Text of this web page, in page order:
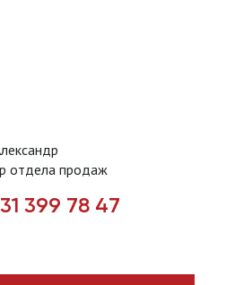
отдела продаж
399 78 47